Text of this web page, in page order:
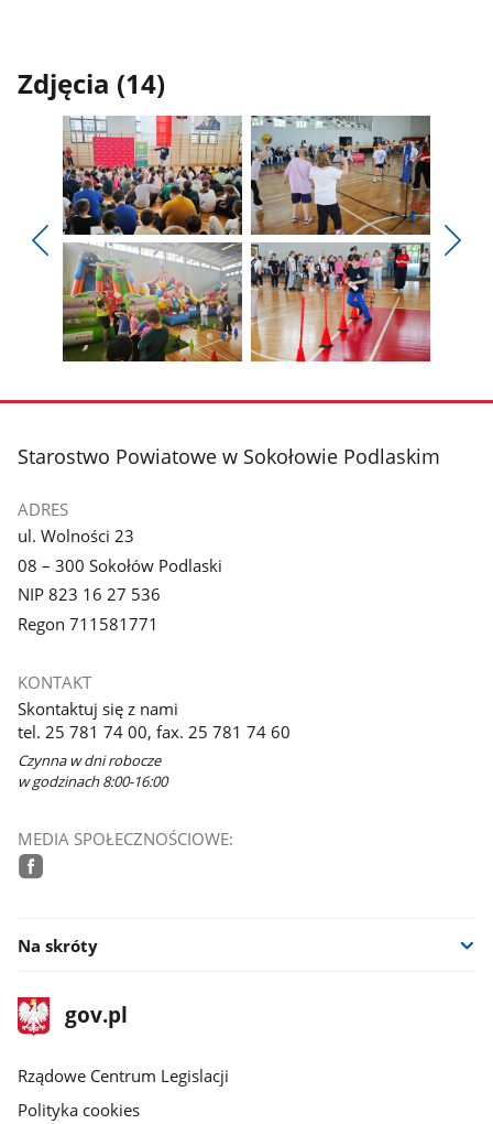
Zdjęcia (14)
Pokaż
poprzednie
zdjęcia
Pokaż
zdjęcie
1
z
galerii.
Pokaż
zdjęcie
2
z
galerii.
galerii.
galerii.
stopka
Starostwo Powiatowe w Sokołowie Podlaskim
ADRES
ul. Wolności 23
08 – 300 Sokołów Podlaski
NIP 823 16 27 536
Regon 711581771
KONTAKT
Skontaktuj się z nami
tel. 25 781 74 00, fax. 25 781 74 60
Czynna w dni robocze
w godzinach 8:00-16:00
MEDIA SPOŁECZNOŚCIOWE:
Na skróty
stopka
gov.plStrona
gov.pl
Rządowe Centrum Legislacji
Polityka cookies